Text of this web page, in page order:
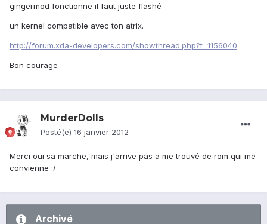
gingermod fonctionne il faut juste flashé
un kernel compatible avec ton atrix.
http://forum.xda-developers.com/showthread.php?t=1156040
Bon courage
MurderDolls
Posté(e) 16 janvier 2012
Merci oui sa marche, mais j'arrive pas a me trouvé de rom qui me
convienne :/
Archivé